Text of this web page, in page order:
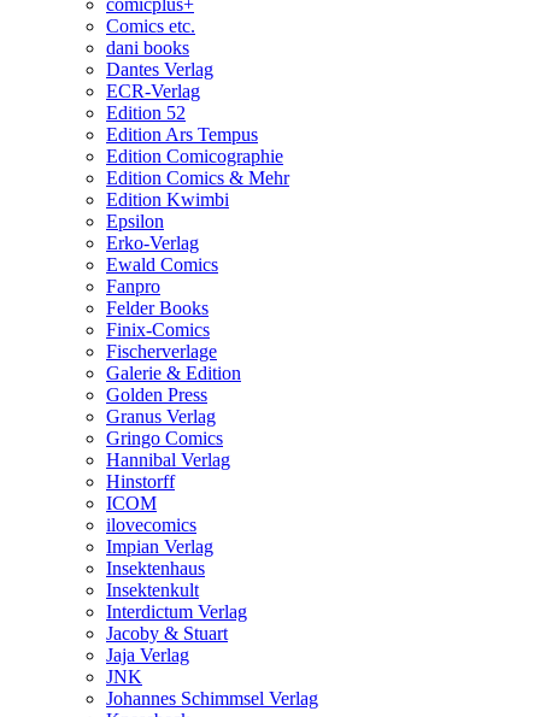
comicplus+
Comics etc.
dani books
Dantes Verlag
ECR-Verlag
Edition 52
Edition Ars Tempus
Edition Comicographie
Edition Comics & Mehr
Edition Kwimbi
Epsilon
Erko-Verlag
Ewald Comics
Fanpro
Felder Books
Finix-Comics
Fischerverlage
Galerie & Edition
Golden Press
Granus Verlag
Gringo Comics
Hannibal Verlag
Hinstorff
ICOM
ilovecomics
Impian Verlag
Insektenhaus
Insektenkult
Interdictum Verlag
Jacoby & Stuart
Jaja Verlag
JNK
Johannes Schimmsel Verlag